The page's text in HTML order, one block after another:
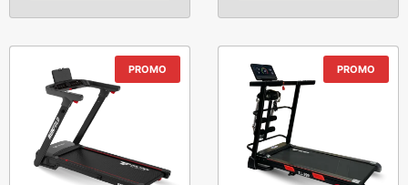
PROMO PROMO